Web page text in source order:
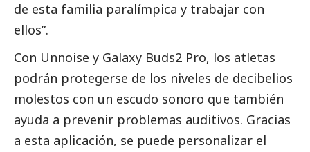
de esta familia paralímpica y trabajar con
ellos”.
Con Unnoise y Galaxy Buds2 Pro, los atletas
podrán protegerse de los niveles de decibelios
molestos con un escudo sonoro que también
ayuda a prevenir problemas auditivos. Gracias
a esta aplicación, se puede personalizar el